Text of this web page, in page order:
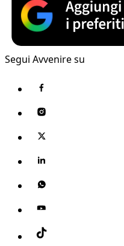
Segui Avvenire su